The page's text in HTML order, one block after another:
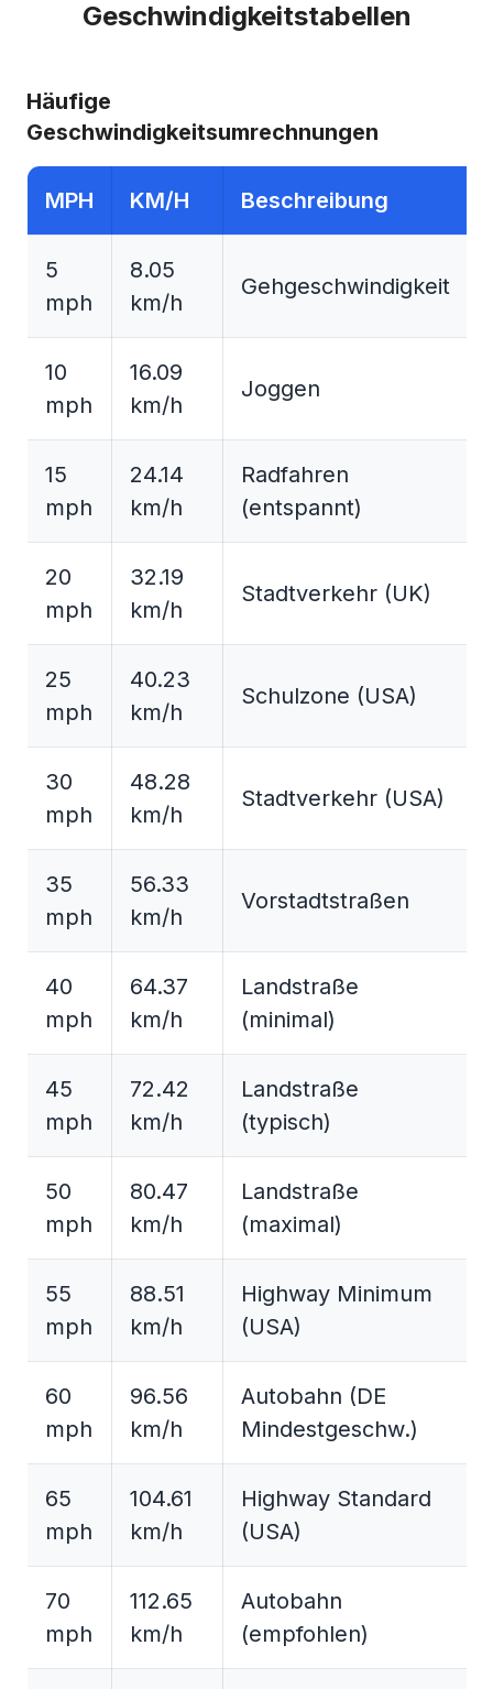
Geschwindigkeitstabellen
Häufige
Geschwindigkeitsumrechnungen
MPH KM/H Beschreibung
5
mph
8.05
km/h
Gehgeschwindigkeit
10
mph
16.09
km/h
Joggen
15
mph
24.14
km/h
Radfahren
(entspannt)
20
mph
32.19
km/h
Stadtverkehr (UK)
25
mph
40.23
km/h
Schulzone (USA)
30
mph
48.28
km/h
Stadtverkehr (USA)
35
mph
56.33
km/h
Vorstadtstraßen
40
mph
64.37
km/h
Landstraße
(minimal)
45
mph
72.42
km/h
Landstraße
(typisch)
50
mph
80.47
km/h
Landstraße
(maximal)
55
mph
88.51
km/h
Highway Minimum
(USA)
60
mph
96.56
km/h
Autobahn (DE
Mindestgeschw.)
65
mph
104.61
km/h
Highway Standard
(USA)
70
mph
112.65
km/h
Autobahn
(empfohlen)